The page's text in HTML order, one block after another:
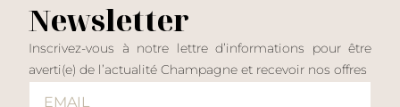
Newsletter
Inscrivez-vous à notre lettre d’informations pour être
averti(e) de l’actualité Champagne et recevoir nos offres